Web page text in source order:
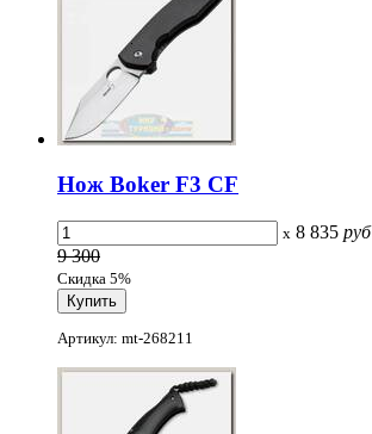
Нож Boker F3 CF
x 8 835 руб
9 300
Скидка 5%
Артикул: mt-268211